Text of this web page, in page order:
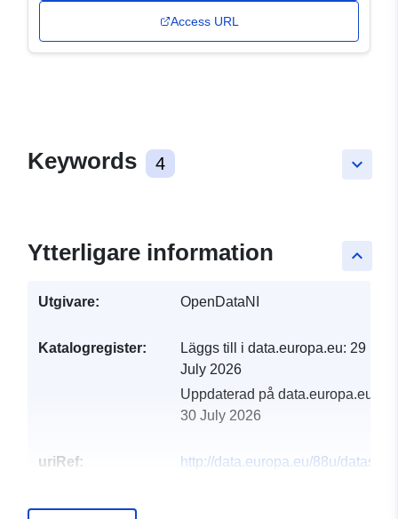
Access URL
keyboard_arrow_down
Keywords 4
keyboard_arrow_up
Ytterligare information
Utgivare: OpenDataNI
Katalogregister: Läggs till i data.europa.eu: 29
July 2026
Uppdaterad på data.europa.eu:
30 July 2026
uriRef:
http://data.europa.eu/88u/dataset/